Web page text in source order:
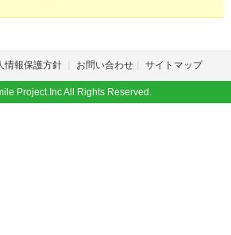
情報保護方針 お問い合わせ サイトマップ
Project.Inc All Rights Reserved.